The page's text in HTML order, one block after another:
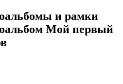
и рамки
Мой первый